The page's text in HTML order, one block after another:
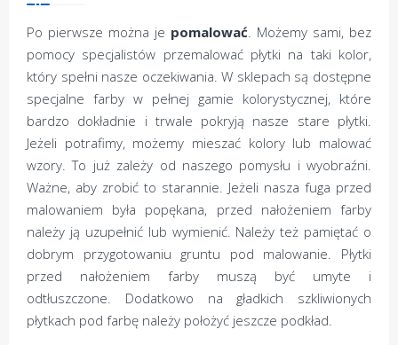
Po pierwsze można je pomalować. Możemy sami, bez
pomocy specjalistów przemalować płytki na taki kolor,
który spełni nasze oczekiwania. W sklepach są dostępne
specjalne farby w pełnej gamie kolorystycznej, które
bardzo dokładnie i trwale pokryją nasze stare płytki.
Jeżeli potrafimy, możemy mieszać kolory lub malować
wzory. To już zależy od naszego pomysłu i wyobraźni.
Ważne, aby zrobić to starannie. Jeżeli nasza fuga przed
malowaniem była popękana, przed nałożeniem farby
należy ją uzupełnić lub wymienić. Należy też pamiętać o
dobrym przygotowaniu gruntu pod malowanie. Płytki
przed nałożeniem farby muszą być umyte i
odtłuszczone. Dodatkowo na gładkich szkliwionych
płytkach pod farbę należy położyć jeszcze podkład.